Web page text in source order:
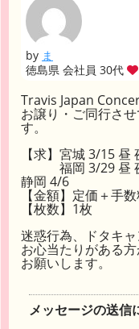
by ま
徳島県 会社員 30代
Travis Japan
お譲り・ご同行さ
す。
【求】宮城 3/15 昼
福岡 3/29 昼
静岡 4/6
【金額】定価＋手
【枚数】1枚
迷惑行為、ドタキャ
お心当たりがある
お願いします。
メッセージの送信